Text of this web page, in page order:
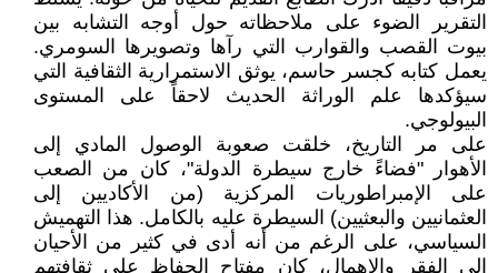
التقرير الضوء على ملاحظاته حول أوجه التشابه بين
بيوت القصب والقوارب التي رآها وتصويرها السومري.
يعمل كتابه كجسر حاسم، يوثق الاستمرارية الثقافية التي
سيؤكدها علم الوراثة الحديث لاحقاً على المستوى
البيولوجي.
على مر التاريخ، خلقت صعوبة الوصول المادي إلى
الأهوار "فضاءً خارج سيطرة الدولة"، كان من الصعب
على الإمبراطوريات المركزية (من الأكاديين إلى
العثمانيين والبعثيين) السيطرة عليه بالكامل. هذا التهميش
السياسي، على الرغم من أنه أدى في كثير من الأحيان
إلى الفقر والإهمال، كان مفتاح الحفاظ على ثقافتهم